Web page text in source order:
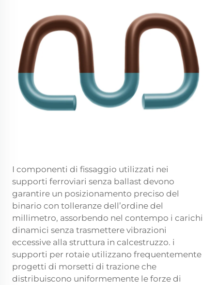
I componenti di fissaggio utilizzati nei
supporti ferroviari senza ballast devono
garantire un posizionamento preciso del
binario con tolleranze dell’ordine del
millimetro, assorbendo nel contempo i carichi
dinamici senza trasmettere vibrazioni
eccessive alla struttura in calcestruzzo. i
supporti per rotaie utilizzano frequentemente
progetti di morsetti di trazione che
distribuiscono uniformemente le forze di